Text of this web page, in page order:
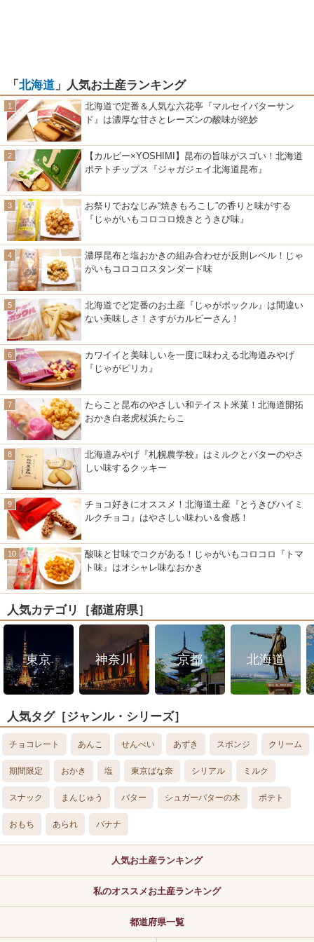
「 北海道 」人気お土産ランキング
北海道で定番＆人気な六花亭『マルセイバターサン
ド』は濃厚な甘さとレーズンの酸味が絶妙
【カルビー×YOSHIMI】昆布の旨味がスゴい！北海道
ポテトチップス『ジャガジェイ北海道昆布』
お祭りでおなじみ“焼きもろこし”の香りと味がする
『じゃがいもコロコロ焼きとうきび味』
濃厚昆布と塩おかきの組み合わせが反則レベル！じゃ
がいもコロコロスタンダード味
北海道でど定番のお土産『じゃがポックル』は間違い
ない美味しさ！さすがカルビーさん！
カワイイと美味しいを一度に味わえる北海道みやげ
『じゃがピリカ』
たらこと昆布のやさしい和テイスト米菓！北海道開拓
おかき白老虎杖浜たらこ
北海道みやげ『札幌農学校』はミルクとバターのやさ
しい味するクッキー
チョコ好きにオススメ！北海道土産『とうきびハイミ
ルクチョコ』はやさしい味わい＆食感！
酸味と甘味でコクがある！じゃがいもコロコロ『トマ
ト味』はオシャレ味なおかき
人気カテゴリ［都道府県］
東京 神奈川 京都 北海道
人気タグ［ジャンル・シリーズ］
チョコレート あんこ せんべい あずき スポンジ クリーム
期間限定 おかき 塩 東京ばな奈 シリアル ミルク
スナック まんじゅう バター シュガーバターの木 ポテト
おもち あられ バナナ
人気お土産ランキング
私のオススメお土産ランキング
都道府県一覧